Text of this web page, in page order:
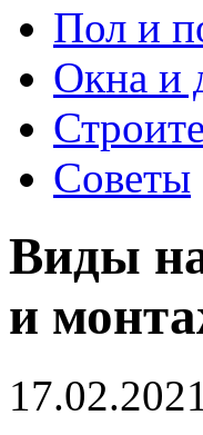
Пол и
Окна и
Советы
Виды
и